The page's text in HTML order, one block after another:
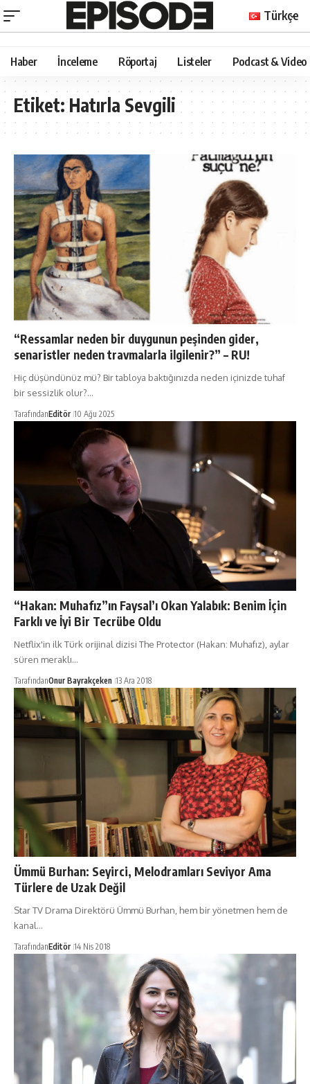
Türkçe
Haber İnceleme Röportaj Listeler Podcast & Video
Etiket:Hatırla Sevgili
“Ressamlar neden bir duygunun peşinden gider,
senaristler neden travmalarla ilgilenir?” – RU!
Hiç düşündünüz mü? Bir tabloya baktığınızda neden içinizde tuhaf
bir sessizlik olur?…
TarafındanEditör 10 Ağu 2025
“Hakan: Muhafız”ın Faysal’ı Okan Yalabık: Benim İçin
Farklı ve İyi Bir Tecrübe Oldu
Netflix'in ilk Türk orijinal dizisi The Protector (Hakan: Muhafız), aylar
süren meraklı…
TarafındanOnur Bayrakçeken 13 Ara 2018
Ümmü Burhan: Seyirci, Melodramları Seviyor Ama
Türlere de Uzak Değil
Star TV Drama Direktörü Ümmü Burhan, hem bir yönetmen hem de
kanal…
TarafındanEditör 14 Nis 2018